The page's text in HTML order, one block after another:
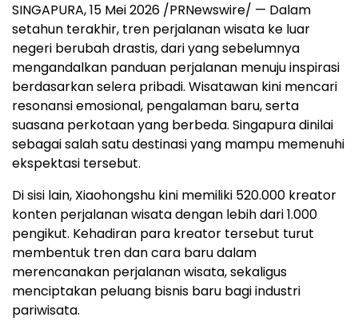
SINGAPURA, 15 Mei 2026 /PRNewswire/ — Dalam
setahun terakhir, tren perjalanan wisata ke luar
negeri berubah drastis, dari yang sebelumnya
mengandalkan panduan perjalanan menuju inspirasi
berdasarkan selera pribadi. Wisatawan kini mencari
resonansi emosional, pengalaman baru, serta
suasana perkotaan yang berbeda. Singapura dinilai
sebagai salah satu destinasi yang mampu memenuhi
ekspektasi tersebut.
Di sisi lain, Xiaohongshu kini memiliki 520.000 kreator
konten perjalanan wisata dengan lebih dari 1.000
pengikut. Kehadiran para kreator tersebut turut
membentuk tren dan cara baru dalam
merencanakan perjalanan wisata, sekaligus
menciptakan peluang bisnis baru bagi industri
pariwisata.